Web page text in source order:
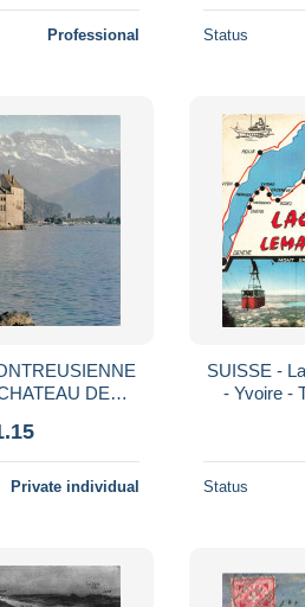
Professional Status
DE
Private individual
SUISSE -
- Yvoire -
Status